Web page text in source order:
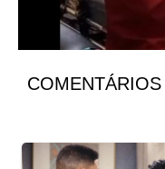
COMENTÁRIOS